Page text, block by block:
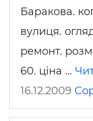
Баракова.
вулиця.
ремонт.
60. ціна …
16.12.2009